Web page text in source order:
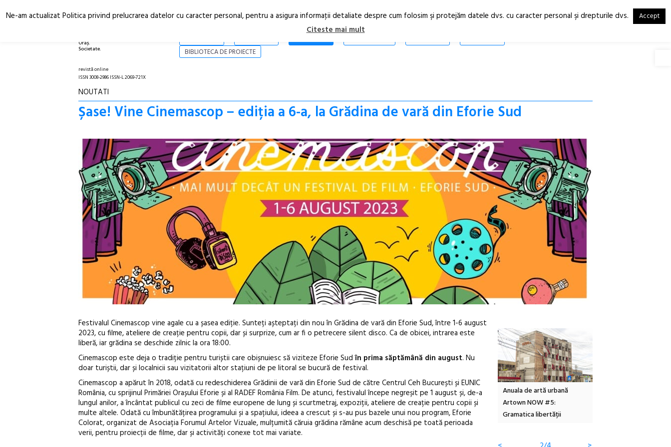
Oraș.
Societate.
RO
EN
STIRI
BIBLIOTECA DE PROIECTE
revistă online
ISSN 3008-2986 ISSN-L 2069-721X
NOUTATI
Șase! Vine Cinemascop – ediția a 6-a, la Grădina de vară din Eforie Sud
Festivalul Cinemascop vine agale cu a șasea ediție. Sunteți așteptați din nou în Grădina de vară din Eforie Sud, între 1-6 august
2023, cu filme, ateliere de creație pentru copii, dar și surprize, cum ar fi o petrecere silent disco. Ca de obicei, intrarea este
liberă, iar grădina se deschide zilnic la ora 18:00.
Cinemascop este deja o tradiție pentru turiștii care obișnuiesc să viziteze Eforie Sudîn prima săptămână din august. Nu
doar turiștii, dar și localnicii sau vizitatorii altor stațiuni de pe litoral se bucură de festival.
Cinemascop a apărut în 2018, odată cu redeschiderea Grădinii de vară din Eforie Sud de către Centrul Ceh București și EUNIC
România, cu sprijinul Primăriei Orașului Eforie și al RADEF România Film. De atunci, festivalul începe negreșit pe 1 august și, de-a
lungul anilor, a încântat publicul cu zeci de filme europene de lung și scurtmetraj, expoziții, ateliere de creație pentru copii și
multe altele. Odată cu îmbunătățirea programului și a spațiului, ideea a crescut și s-au pus bazele unui nou program, Eforie
Colorat, organizat de Asociația Forumul Artelor Vizuale, mulțumită căruia grădina rămâne acum deschisă pe toată perioada
verii, pentru proiecții de filme, dar și activități conexe tot mai variate.
Anuala de artă urbană
Artown NOW #5:
Gramatica libertății
Festivalul Cinemascop
revine la Eforie Sud cu a IX-a
ediție
Ne-am actualizat Politica privind prelucrarea datelor cu caracter personal, pentru a asigura informaţii detaliate despre cum folosim şi protejăm datele dvs. cu caracter personal şi drepturile dvs. Accept
Citeste mai mult